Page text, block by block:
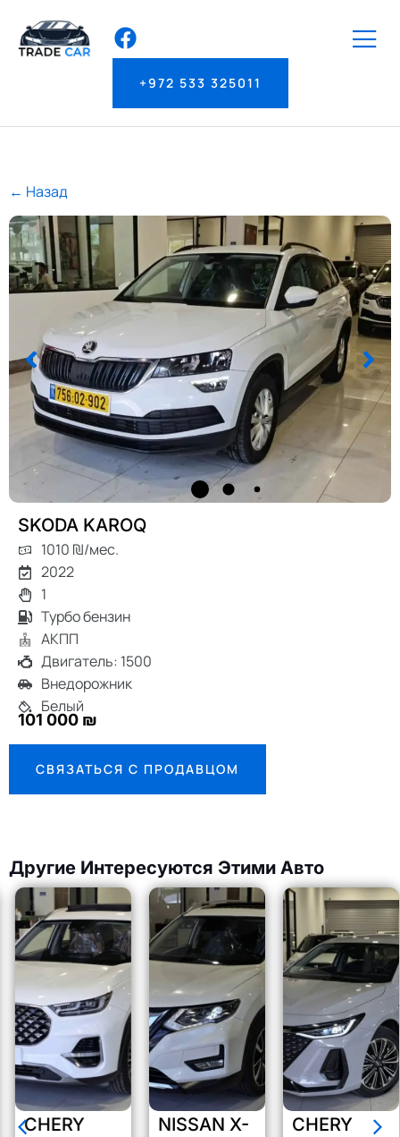
+972 533 325011
← Назад
SKODA KAROQ
1010 ₪/мес.
2022
1
Турбо бензин
АКПП
Двигатель: 1500
Внедорожник
Белый
101 000 ₪
СВЯЗАТЬСЯ С ПРОДАВЦОМ
Другие Интересуются Этими Авто
CHERY
NISSAN X-
CHERY